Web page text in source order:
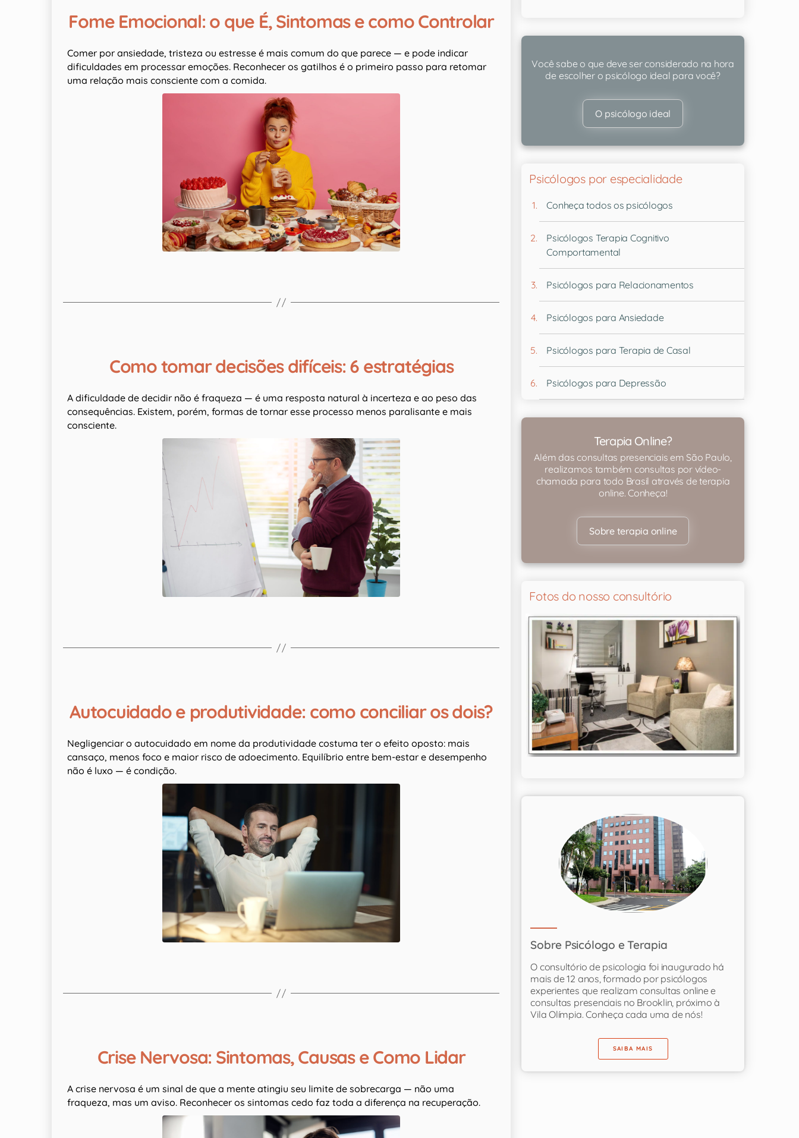
Fome Emocional: o que É, Sintomas e como Controlar
Comer por ansiedade, tristeza ou estresse é mais comum do que parece — e pode indicar
dificuldades em processar emoções. Reconhecer os gatilhos é o primeiro passo para retomar
uma relação mais consciente com a comida.
Como tomar decisões difíceis: 6 estratégias
A dificuldade de decidir não é fraqueza — é uma resposta natural à incerteza e ao peso das
consequências. Existem, porém, formas de tornar esse processo menos paralisante e mais
consciente.
Autocuidado e produtividade: como conciliar os dois?
Negligenciar o autocuidado em nome da produtividade costuma ter o efeito oposto: mais
cansaço, menos foco e maior risco de adoecimento. Equilíbrio entre bem-estar e desempenho
não é luxo — é condição.
Crise Nervosa: Sintomas, Causas e Como Lidar
A crise nervosa é um sinal de que a mente atingiu seu limite de sobrecarga — não uma
fraqueza, mas um aviso. Reconhecer os sintomas cedo faz toda a diferença na recuperação.
Você sabe o que deve ser considerado na hora
de escolher o psicólogo ideal para você?
O psicólogo ideal
Psicólogos por especialidade
Conheça todos os psicólogos
Psicólogos Terapia Cognitivo
Comportamental
Psicólogos para Relacionamentos
Psicólogos para Ansiedade
Psicólogos para Terapia de Casal
Psicólogos para Depressão
Terapia Online?
Além das consultas presenciais em São Paulo,
realizamos também consultas por vídeo-
chamada para todo Brasil através de terapia
online. Conheça!
Sobre terapia online
Fotos do nosso consultório
Sobre Psicólogo e Terapia
O consultório de psicologia foi inaugurado há
mais de 12 anos, formado por psicólogos
experientes que realizam consultas online e
consultas presenciais no Brooklin, próximo à
Vila Olímpia. Conheça cada uma de nós!
SAIBA MAIS